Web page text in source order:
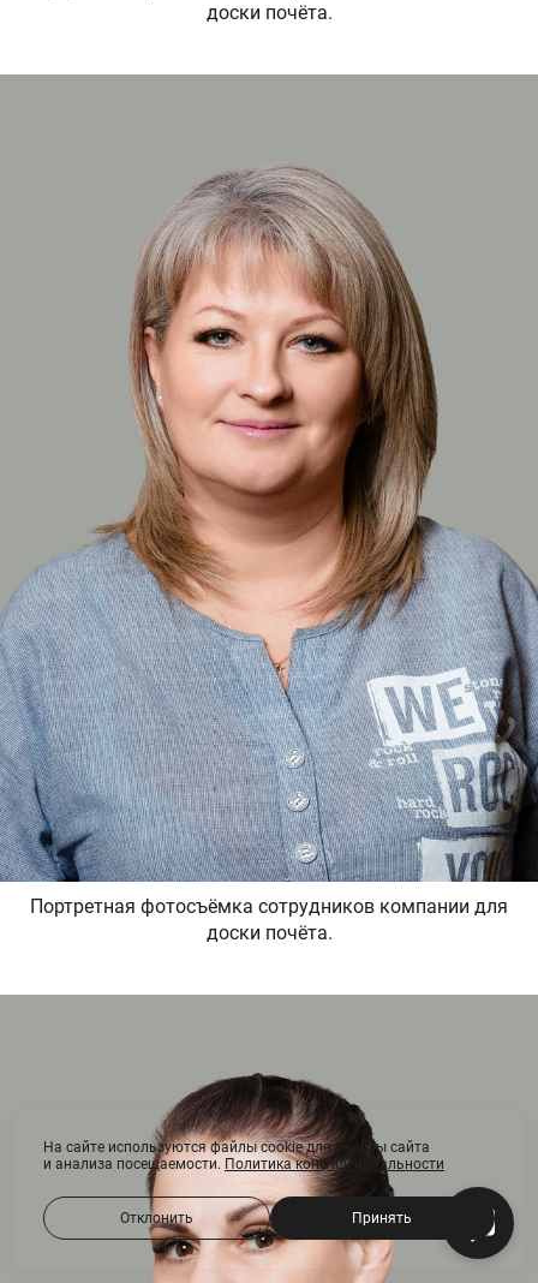
доски почёта.
Портретная фотосъёмка сотрудников компании для
доски почёта.
На сайте используются файлы cookie для работы сайта
и анализа посещаемости. Политика конфиденциальности
Отклонить Принять